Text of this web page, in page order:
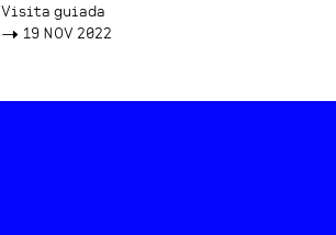
Visita guiada
-> 19 NOV 2022